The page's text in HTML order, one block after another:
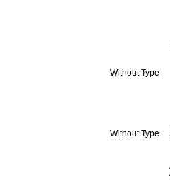
Without Type
Without Type